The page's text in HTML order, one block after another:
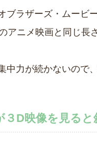
ブラザーズ・ムービ
アニメ映画と同じ長
中力が続かないので
３D映像を見ると